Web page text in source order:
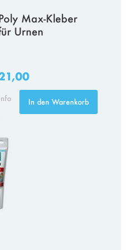
Max-Kleber
Urnen
In den Warenkorb